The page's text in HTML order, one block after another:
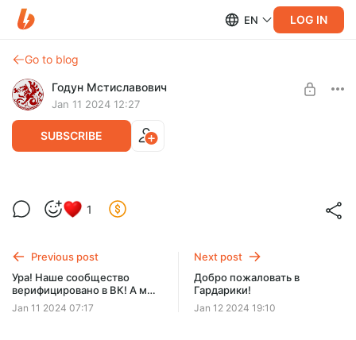
EN LOG IN
Go to blog
Годун Мстиславович
Jan 11 2024 12:27
SUBSCRIBE
Делимся подробностями об игровом
процессе.
SUBSCRIBE
1
Previous post
Ура! Наше сообщество
верифицировано в ВК! А мы
приступаем к работе в
новом Году)
Jan 11 2024 07:17
Next post
Добро пожаловать в
Гардарики!
Jan 12 2024 19:10